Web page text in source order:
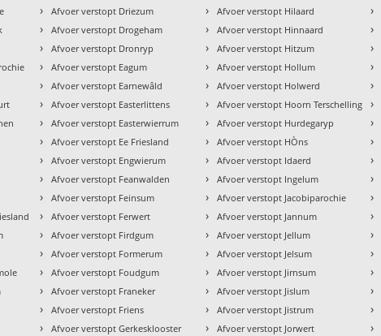
› Afvoer verstopt Driezum
› Afvoer verstopt Drogeham
› Afvoer verstopt Dronryp
› Afvoer verstopt Eagum
› Afvoer verstopt Earnewâld
› Afvoer verstopt Easterlittens
› Afvoer verstopt Easterwierrum
› Afvoer verstopt Ee Friesland
› Afvoer verstopt Engwierum
› Afvoer verstopt Feanwalden
› Afvoer verstopt Feinsum
› Afvoer verstopt Ferwert
› Afvoer verstopt Firdgum
› Afvoer verstopt Formerum
› Afvoer verstopt Foudgum
› Afvoer verstopt Franeker
› Afvoer verstopt Friens
› Afvoer verstopt Gerkesklooster
› Afvoer verstopt Hilaard
› Afvoer verstopt Hinnaard
› Afvoer verstopt Hitzum
› Afvoer verstopt Hollum
› Afvoer verstopt Holwerd
› Afvoer verstopt Hoorn Terschelling
› Afvoer verstopt Hurdegaryp
› Afvoer verstopt HÒns
› Afvoer verstopt Idaerd
› Afvoer verstopt Ingelum
› Afvoer verstopt Jacobiparochie
› Afvoer verstopt Jannum
› Afvoer verstopt Jellum
› Afvoer verstopt Jelsum
› Afvoer verstopt Jirnsum
› Afvoer verstopt Jislum
› Afvoer verstopt Jistrum
› Afvoer verstopt Jorwert
›
›
›
›
›
›
›
›
›
›
›
›
›
›
›
›
›
›